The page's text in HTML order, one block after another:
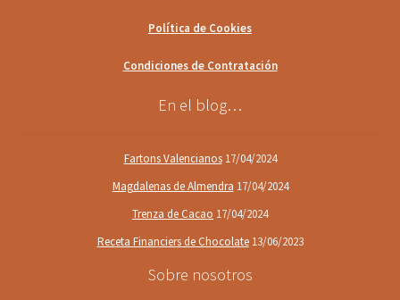
Política de Cookies
Condiciones de Contratación
En el blog…
Fartons Valencianos 17/04/2024
Magdalenas de Almendra 17/04/2024
Trenza de Cacao 17/04/2024
Receta Financiers de Chocolate 13/06/2023
Sobre nosotros